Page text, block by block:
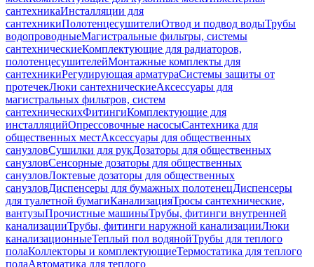
сантехникаИнсталляции для
сантехникиПолотенцесушителиОтвод и подвод водыТрубы
водопроводныеМагистральные фильтры, системы
сантехническиеКомплектующие для радиаторов,
полотенцесушителейМонтажные комплекты для
сантехникиРегулирующая арматураСистемы защиты от
протечекЛюки сантехническиеАксессуары для
магистральных фильтров, систем
сантехническихФитингиКомплектующие для
инсталляцийОпрессовочные насосыСантехника для
общественных местАксессуары для общественных
санузловСушилки для рукДозаторы для общественных
санузловСенсорные дозаторы для общественных
санузловЛоктевые дозаторы для общественных
санузловДиспенсеры для бумажных полотенецДиспенсеры
для туалетной бумагиКанализацияТросы сантехнические,
вантузыПрочистные машиныТрубы, фитинги внутренней
канализацииТрубы, фитинги наружной канализацииЛюки
канализационныеТеплый пол водянойТрубы для теплого
полаКоллекторы и комплектующиеТермостатика для теплого
полаАвтоматика для теплого